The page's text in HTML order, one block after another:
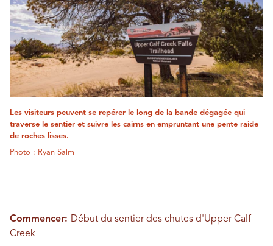
Les visiteurs peuvent se repérer le long de la bande dégagée qui
traverse le sentier et suivre les cairns en empruntant une pente raide
de roches lisses.
Photo : Ryan Salm
Commencer: Début du sentier des chutes d'Upper Calf
Creek